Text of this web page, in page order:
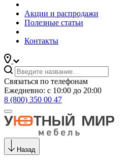
Акции и распродажи
Полезные статьи
Контакты
Связаться по телефонам
Ежедневно: с 10:00 до 20:00
8 (800) 350 00 47
Назад